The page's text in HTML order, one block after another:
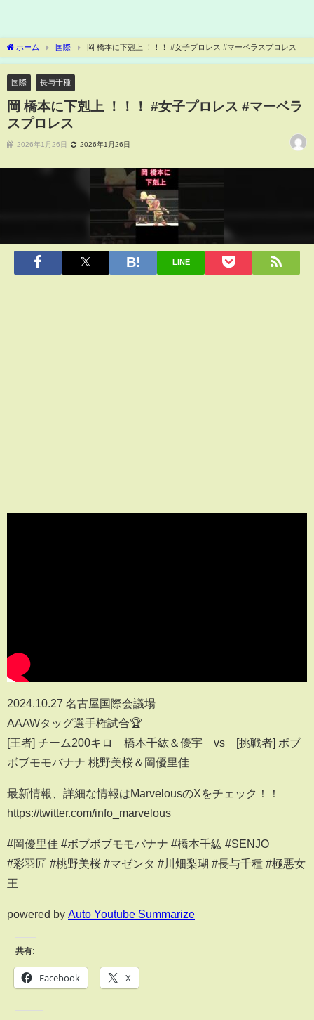
ホーム 国際 岡 橋本に下剋上 ！！！ #女子プロレス #マーベラスプロレス
国際 長与千種
岡 橋本に下剋上 ！！！ #女子プロレス #マーベラ
スプロレス
2026年1月26日 2026年1月26日
LINE
2024.10.27 名古屋国際会議場
AAAWタッグ選手権試合🏆
[王者] チーム200キロ 橋本千紘＆優宇 vs [挑戦者] ボブ
ボブモモバナナ 桃野美桜＆岡優里佳
最新情報、詳細な情報はMarvelousのXをチェック！！
https://twitter.com/info_marvelous
#岡優里佳 #ボブボブモモバナナ #橋本千紘 #SENJO
#彩羽匠 #桃野美桜 #マゼンタ #川畑梨瑚 #長与千種 #極悪女
王
powered by Auto Youtube Summarize
共有:
Facebook X